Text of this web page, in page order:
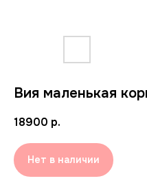
Вия маленькая
18900 р.
Нет в наличии